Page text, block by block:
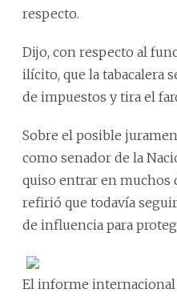
respecto.
Dijo, con respecto al
ilícito, que la tabacalera
de impuestos y tira el
Sobre el posible
como senador de la
quiso entrar en muchos
refirió que todavía
de influencia para
El informe